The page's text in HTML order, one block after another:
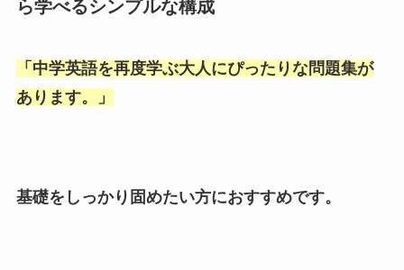
ら学べるシンプルな構成
「 中学英語を再度学ぶ大人にぴったりな問題集が
あります。
」
基礎をしっかり固めたい方におすすめです。